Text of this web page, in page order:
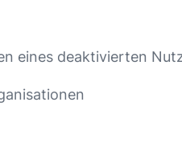
eines deaktivierten